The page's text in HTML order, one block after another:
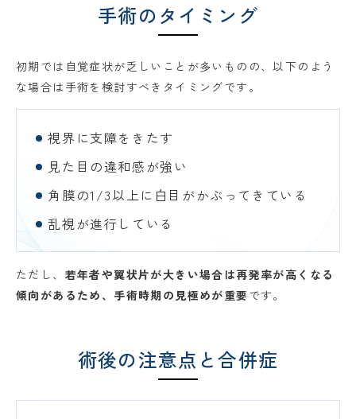
手術のタイミング
初期では自覚症状が乏しいことが多いものの、以下のよう
な場合は手術を検討すべきタイミングです。
視界に支障をきたす
見た目の違和感が強い
角膜の1/3以上に白目がかぶってきている
乱視が進行している
ただし、 若年者や翼状片が大きい場合は再発率が高くなる
傾向があるため、手術時期の見極めが重要 です。
術後の注意点と合併症